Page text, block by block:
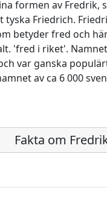
formen av Fredrik,
tyska Friedrich.
betyder fred och
'fred i riket'.
var ganska
av ca 6 000
Fakta om